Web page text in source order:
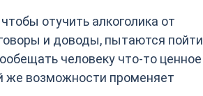
отучить алкоголика от
и доводы, пытаются пойти
человеку что-то ценное
же возможности променяет